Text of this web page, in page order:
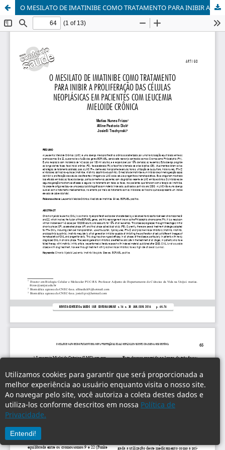
Utilizamos cookies para garantir que será proporcionada a
melhor experiência ao usuário enquanto visita o nosso site.
Ao navegar pelo site, você autoriza a coleta destes dados e
utiliza-los conforme descritos em nossa Política de
Privacidade.
Entendi!
O MESILATO DE IMATINIBE COMO TRATAMENTO PARA INIBIR A PROLIFERAÇÃO DAS CÉLULAS NEOPLÁSICAS EM PACIENTES COM LEUCEMIA MIELOIDE CRÔNICA.